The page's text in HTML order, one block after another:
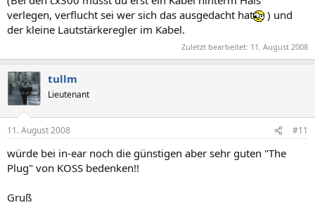
verlegen, verflucht sei wer sich das ausgedacht hat
) und
der kleine Lautstärkeregler im Kabel.
Zuletzt bearbeitet: 11. August 2008
tullm
Lieutenant
11. August 2008 #11
würde bei in-ear noch die günstigen aber sehr guten "The
Plug" von KOSS bedenken!!
Gruß